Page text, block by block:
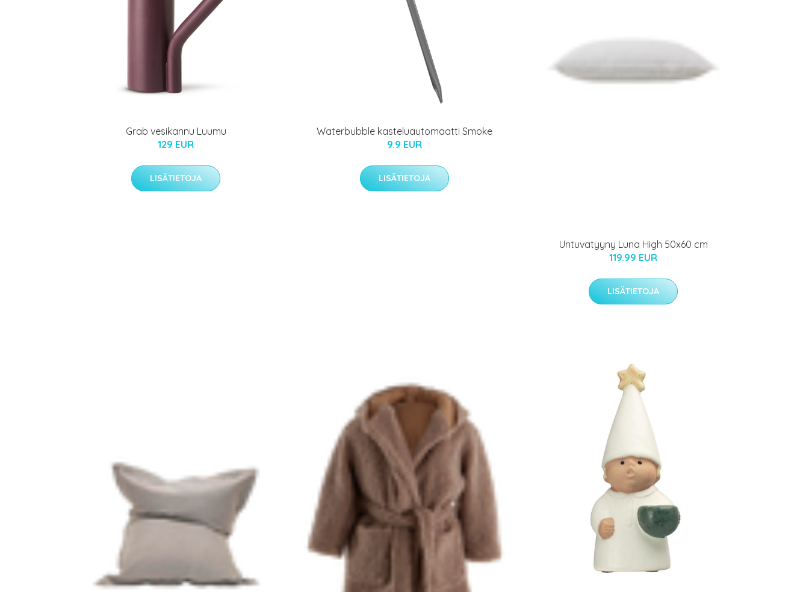
Grab vesikannu Luumu
129 EUR
LISÄTIETOJA
Waterbubble kasteluautomaatti Smoke
9.9 EUR
LISÄTIETOJA
Untuvatyyny Luna High 50x60 cm
119.99 EUR
LISÄTIETOJA